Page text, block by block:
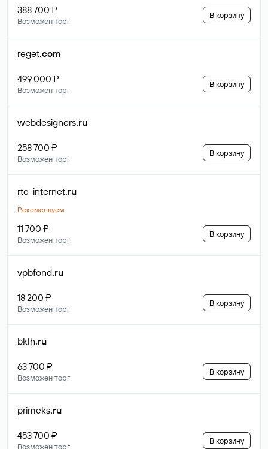
388 700 ₽
Возможен торг
В корзину
reget.com
499 000 ₽
Возможен торг
В корзину
webdesigners.ru
258 700 ₽
Возможен торг
В корзину
rtc-internet.ru
Рекомендуем
11 700 ₽
Возможен торг
В корзину
vpbfond.ru
18 200 ₽
Возможен торг
В корзину
bklh.ru
63 700 ₽
Возможен торг
В корзину
primeks.ru
453 700 ₽
Возможен торг
В корзину